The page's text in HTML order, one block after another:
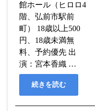
館ホール（ヒロロ4
階、弘前市駅前
町） 18歳以上500
円、18歳未満無
料、予約優先 出
演：宮本香織 …
続きを読む